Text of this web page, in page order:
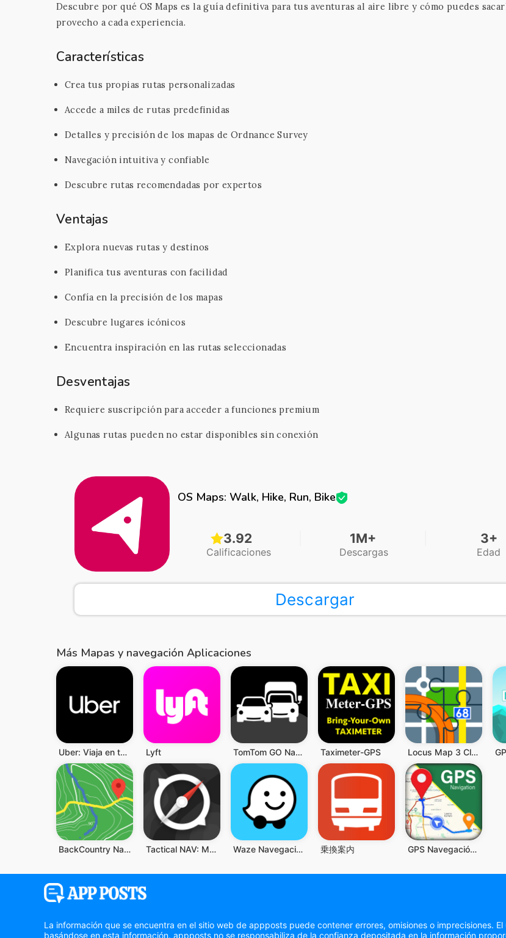
Descubre por qué OS Maps es la guía definitiva para tus aventuras al aire libre y cómo puedes
provecho a cada experiencia.
Características
Crea tus propias rutas personalizadas
Accede a miles de rutas predefinidas
Detalles y precisión de los mapas de Ordnance Survey
Navegación intuitiva y confiable
Descubre rutas recomendadas por expertos
Ventajas
Explora nuevas rutas y destinos
Planifica tus aventuras con facilidad
Confía en la precisión de los mapas
Descubre lugares icónicos
Encuentra inspiración en las rutas seleccionadas
Desventajas
Requiere suscripción para acceder a funciones premium
Algunas rutas pueden no estar disponibles sin conexión
OS Maps: Walk, Hike, Run, Bike
3.92
Calificaciones
1M+
Descargas
3+
Edad
Descargar
Más Mapas y navegación Aplicaciones
Uber: Viaja en tu ciudad Lyft TomTom GO Navigation Taximeter-GPS Locus Map 3 Classic
BackCountry Navigator PRO GPS Tactical NAV: MGRS Navigation Waze Navegación y Tráfico 乗換案内 GPS Navegación: Mapa Dirección
La información que se encuentra en el sitio web de appposts puede contener errores, omisiones o imprecisiones.
basándose en esta información. appposts no se responsabiliza de la confianza depositada en la información